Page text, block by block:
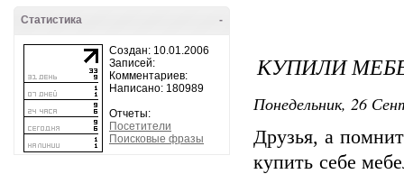
-
Статистика
Создан: 10.01.2006
Записей:
Комментариев:
Написано: 180989
Отчеты:
Посетители
Поисковые фразы
КУПИЛИ
Понедельник, 26
Друзья, а
купить себе